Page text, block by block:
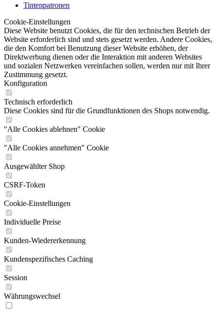
Tintenpatronen
Cookie-Einstellungen
Diese Website benutzt Cookies, die für den technischen Betrieb der
Website erforderlich sind und stets gesetzt werden. Andere Cookies,
die den Komfort bei Benutzung dieser Website erhöhen, der
Direktwerbung dienen oder die Interaktion mit anderen Websites
und sozialen Netzwerken vereinfachen sollen, werden nur mit Ihrer
Zustimmung gesetzt.
Konfiguration
Technisch erforderlich
Diese Cookies sind für die Grundfunktionen des Shops notwendig.
"Alle Cookies ablehnen" Cookie
"Alle Cookies annehmen" Cookie
Ausgewählter Shop
CSRF-Token
Cookie-Einstellungen
Individuelle Preise
Kunden-Wiedererkennung
Kundenspezifisches Caching
Session
Währungswechsel